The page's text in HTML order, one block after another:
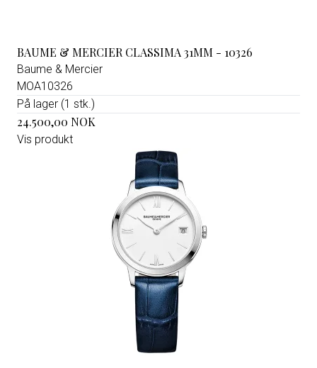
BAUME & MERCIER CLASSIMA 31MM - 10326
Baume & Mercier
MOA10326
På lager (1 stk.)
24.500,00 NOK
Vis produkt